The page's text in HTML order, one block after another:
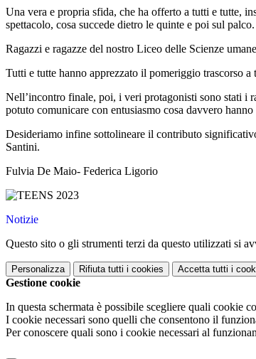
Una vera e propria sfida, che ha offerto a tutti e tutte,
spettacolo, cosa succede dietro le quinte e poi sul palco.
Ragazzi e ragazze del nostro Liceo delle Scienze
Tutti e tutte hanno apprezzato il pomeriggio trascorso
Nell’incontro finale, poi, i veri protagonisti sono stati i
potuto comunicare con entusiasmo cosa davvero hanno
Desideriamo infine sottolineare il contributo
Santini.
Fulvia De Maio- Federica Ligorio
Notizie
Questo sito o gli strumenti terzi da questo utilizzati si
Personalizza Rifiuta tutti i cookies Accetta tutti i
Gestione cookie
In questa schermata è possibile scegliere quali cookie
I cookie necessari sono quelli che consentono il
Per conoscere quali sono i cookie necessari al